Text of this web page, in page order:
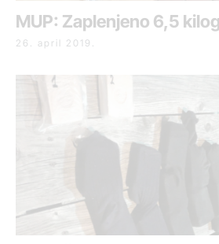
MUP: Zaplenjeno 6,5
26. april 2019.